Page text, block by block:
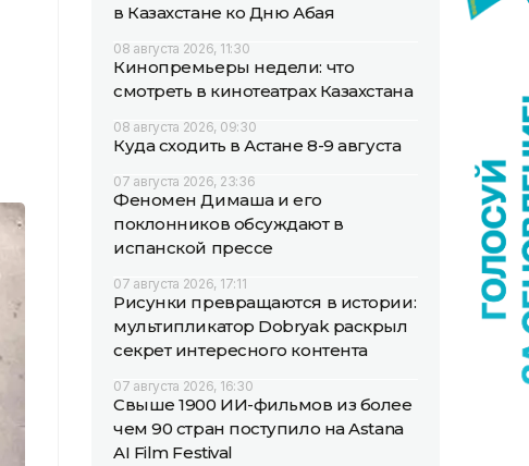
в Казахстане ко Дню Абая
08 августа 2026, 11:30
Кинопремьеры недели: что
смотреть в кинотеатрах Казахстана
08 августа 2026, 09:30
Куда сходить в Астане 8-9 августа
07 августа 2026, 23:36
Феномен Димаша и его
поклонников обсуждают в
испанской прессе
07 августа 2026, 17:11
Рисунки превращаются в истории:
мультипликатор Dobryak раскрыл
секрет интересного контента
07 августа 2026, 16:30
Свыше 1900 ИИ-фильмов из более
чем 90 стран поступило на Astana
AI Film Festival